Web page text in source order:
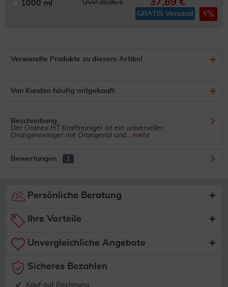
1000 ml UVP 39,95 € 37,89 €
GRATIS Versand 5
Verwandte Produkte zu diesem Artikel
Von Kunden häufig mitgekauft
Beschreibung
Der Oranex HT Kraftreiniger ist ein universeller
Orangenreiniger mit Orangenöl und... mehr
Bewertungen 1
Persönliche Beratung
Ihre Vorteile
Unvergleichliche Angebote
Sicheres Bezahlen
Kauf auf Rechnung